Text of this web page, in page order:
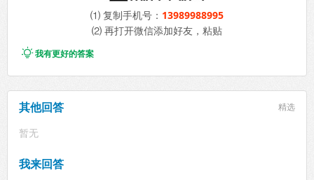
⑴ 复制手机号： 13989988995
⑵ 再打开微信添加好友，粘贴
我有更好的答案
其他回答 精选
暂无
我来回答